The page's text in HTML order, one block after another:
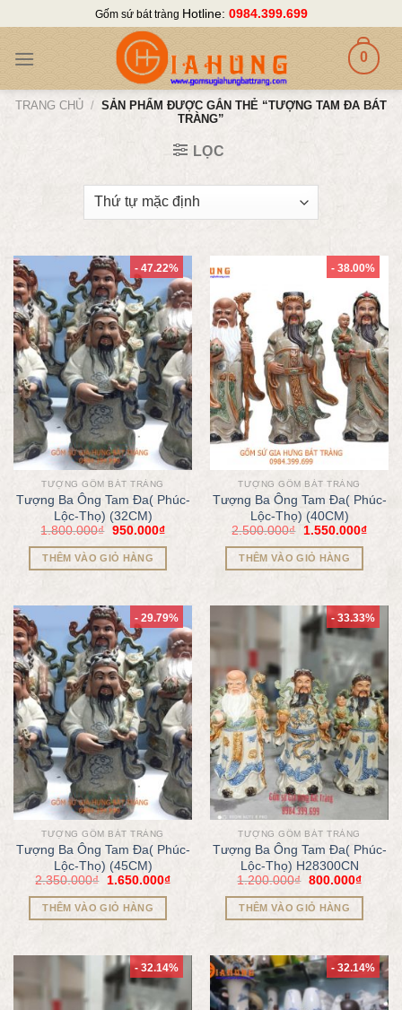
content
Gốm sứ bát tràng Hotline: 0984.399.699
0
TRANG CHỦ / SẢN PHẨM ĐƯỢC GẮN THẺ “TƯỢNG TAM ĐA BÁT
TRÀNG”
LỌC
- 47.22%
TƯỢNG GỐM BÁT TRÀNG
Tượng Ba Ông Tam Đa( Phúc-
Lộc-Thọ) (32CM)
1.800.000₫ 950.000₫
THÊM VÀO GIỎ HÀNG
- 38.00%
TƯỢNG GỐM BÁT TRÀNG
Tượng Ba Ông Tam Đa( Phúc-
Lộc-Thọ) (40CM)
2.500.000₫ 1.550.000₫
THÊM VÀO GIỎ HÀNG
- 29.79%
TƯỢNG GỐM BÁT TRÀNG
Tượng Ba Ông Tam Đa( Phúc-
Lộc-Thọ) (45CM)
2.350.000₫ 1.650.000₫
THÊM VÀO GIỎ HÀNG
- 33.33%
TƯỢNG GỐM BÁT TRÀNG
Tượng Ba Ông Tam Đa( Phúc-
Lộc-Thọ) H28300CN
1.200.000₫ 800.000₫
THÊM VÀO GIỎ HÀNG
- 32.14% - 32.14%